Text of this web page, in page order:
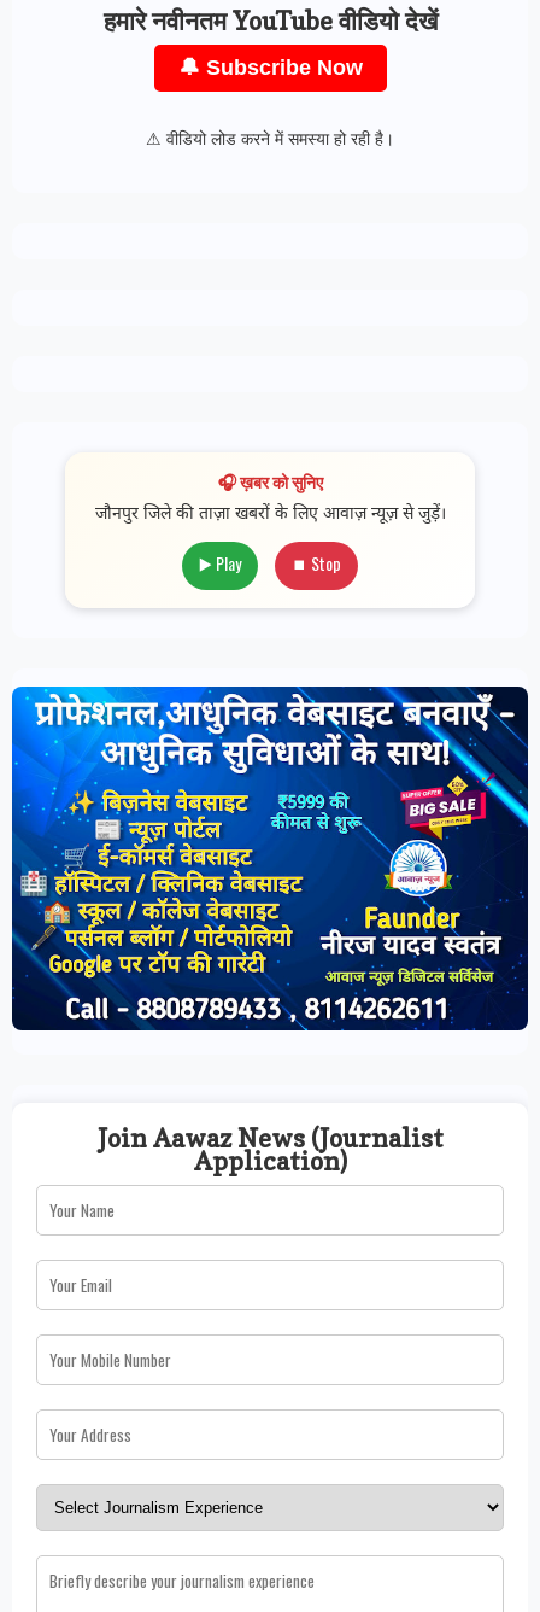
हमारे नवीनतम YouTube वीडियो देखें
🔔 Subscribe Now
⚠ वीडियो लोड करने में समस्या हो रही है।
🎧 ख़बर को सुनिए
जौनपुर जिले की ताज़ा खबरों के लिए आवाज़ न्यूज़ से जुड़ें।
▶️ Play ⏹ Stop
Join Aawaz News (Journalist
Application)